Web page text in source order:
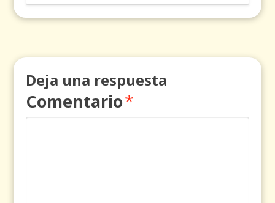
Deja una respuesta
Comentario*